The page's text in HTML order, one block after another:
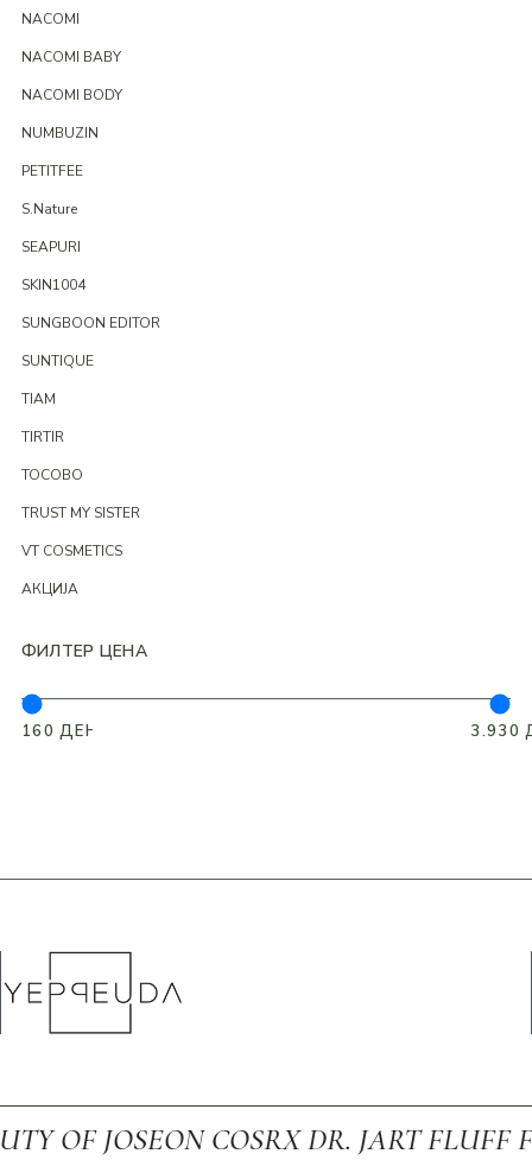
NACOMI
NACOMI BABY
NACOMI BODY
NUMBUZIN
PETITFEE
S.Nature
SEAPURI
SKIN1004
SUNGBOON EDITOR
SUNTIQUE
TIAM
TIRTIR
TOCOBO
TRUST MY SISTER
VT COSMETICS
АКЦИЈА
ФИЛТЕР ЦЕНА
COSRX DR. JART FLUFF